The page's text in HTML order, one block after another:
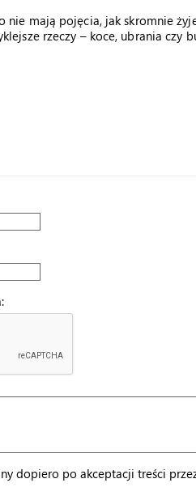
nie mają pojęcia, jak skromnie
rzeczy – koce, ubrania czy
dopiero po akceptacji treści